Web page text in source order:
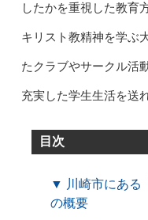
したかを重視した教育
キリスト教精神を学ぶ
たクラブやサークル活
充実した学生生活を送
目次
▼ 川崎市にある
の概要